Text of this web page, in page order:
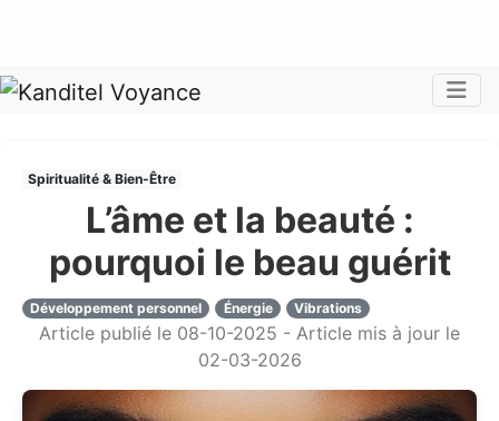
Spiritualité & Bien-Être
L’âme et la beauté :
pourquoi le beau guérit
Développement personnel Énergie Vibrations
Article publié le 08-10-2025 - Article mis à jour le
02-03-2026